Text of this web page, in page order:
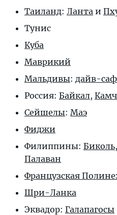
Таиланд: Ланта и
Тунис
Куба
Маврикий
Мальдивы: дайв-
Россия: Байкал,
Сейшелы: Маэ
Фиджи
Филиппины: Биколь,
Палаван
Французская
Шри-Ланка
Эквадор: Галапагосы